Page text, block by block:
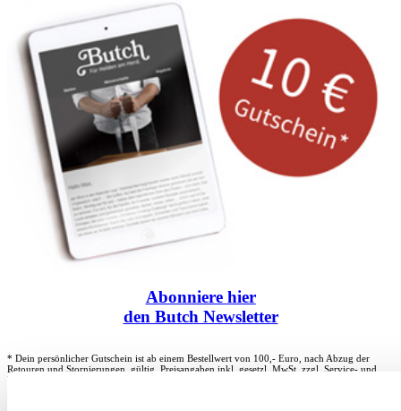
Abonniere hier
den Butch Newsletter
* Dein persönlicher Gutschein ist ab einem Bestellwert von 100,- Euro, nach Abzug der
Retouren und Stornierungen, gültig. Preisangaben inkl. gesetzl. MwSt. zzgl. Service- und
Versandkosten. Eine Barauszahlung ist nicht möglich.